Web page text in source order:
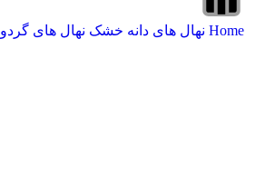
Home نهال های دانه خشک نهال های گردو